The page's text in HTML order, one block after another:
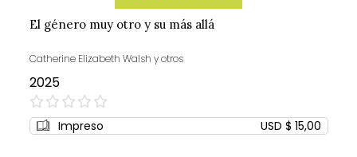
El género muy otro y su más allá
Catherine Elizabeth Walsh y otros
2025
0%
Impreso USD $ 15,00